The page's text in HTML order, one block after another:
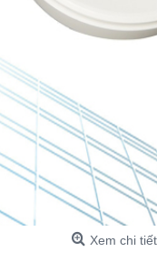
Xem chi tiết